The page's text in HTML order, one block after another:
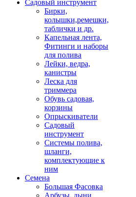
Садовый инструмент
Бирки,
колышки,ремешки,
таблички и др.
Капельная лента,
Фитинги и наборы
для полива
Лейки, ведра,
канистры
Леска для
триммера
Обувь садовая,
корзины
Опрыскиватели
Садовый
инструмент
Системы полива,
шланги,
комплектующие к
ним
Семена
Большая Фасовка
Арбузы, дыни